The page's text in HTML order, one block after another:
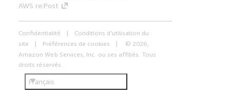
AWS re:Post
Confidentialité
Conditions d'utilisation du
site
Préférences de cookies
© 2026,
Amazon Web Services, Inc. ou ses affiliés. Tous
droits réservés.
Français